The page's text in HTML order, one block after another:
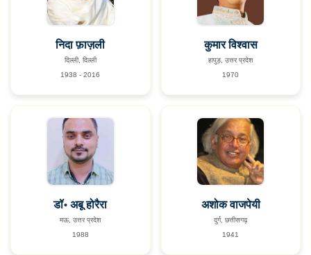
निदा फ़ाज़ली
दिल्ली, दिल्ली
1938 - 2016
कुमार विश्वास
हापुड़, उत्तर प्रदेश
1970
डॉ॰ अबू होरैरा
मऊ, उत्तर प्रदेश
1988
अशोक वाजपेयी
दुर्ग, छत्तीसगढ़
1941